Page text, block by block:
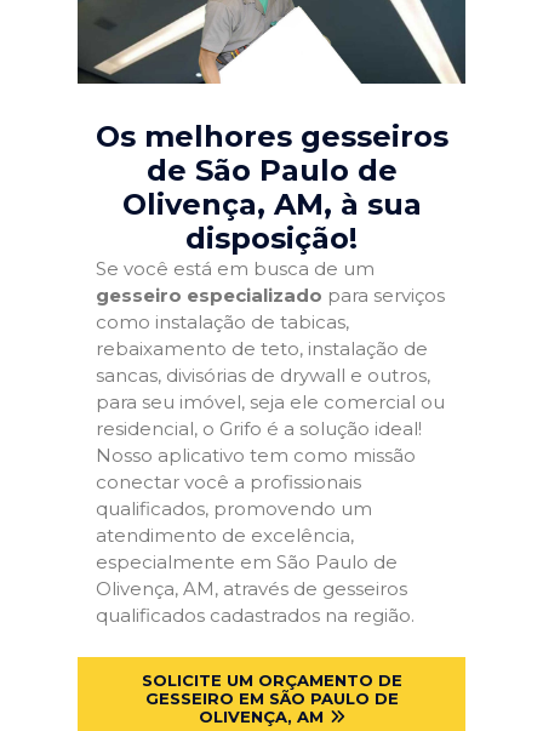
Os melhores gesseiros
de São Paulo de
Olivença, AM, à sua
disposição!
Se você está em busca de um
gesseiro especializado para serviços
como instalação de tabicas,
rebaixamento de teto, instalação de
sancas, divisórias de drywall e outros,
para seu imóvel, seja ele comercial ou
residencial, o Grifo é a solução ideal!
Nosso aplicativo tem como missão
conectar você a profissionais
qualificados, promovendo um
atendimento de excelência,
especialmente em São Paulo de
Olivença, AM, através de gesseiros
qualificados cadastrados na região.
SOLICITE UM ORÇAMENTO DE
GESSEIRO EM SÃO PAULO DE
OLIVENÇA, AM